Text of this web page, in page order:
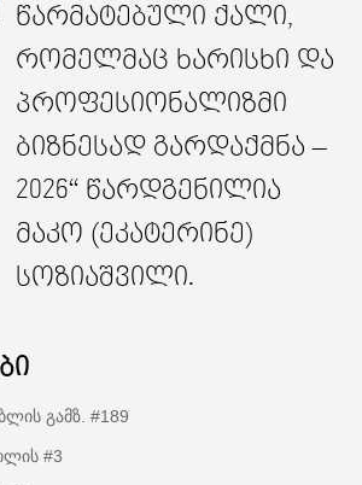
წარმატებული ქალი,
რომელმაც ხარისხი და
პროფესიონალიზმი
ბიზნესად გარდაქმნა –
2026“ წარდგენილია
მაკო (ეკატერინე)
სოზიაშვილი.
გამზ. #189
#3